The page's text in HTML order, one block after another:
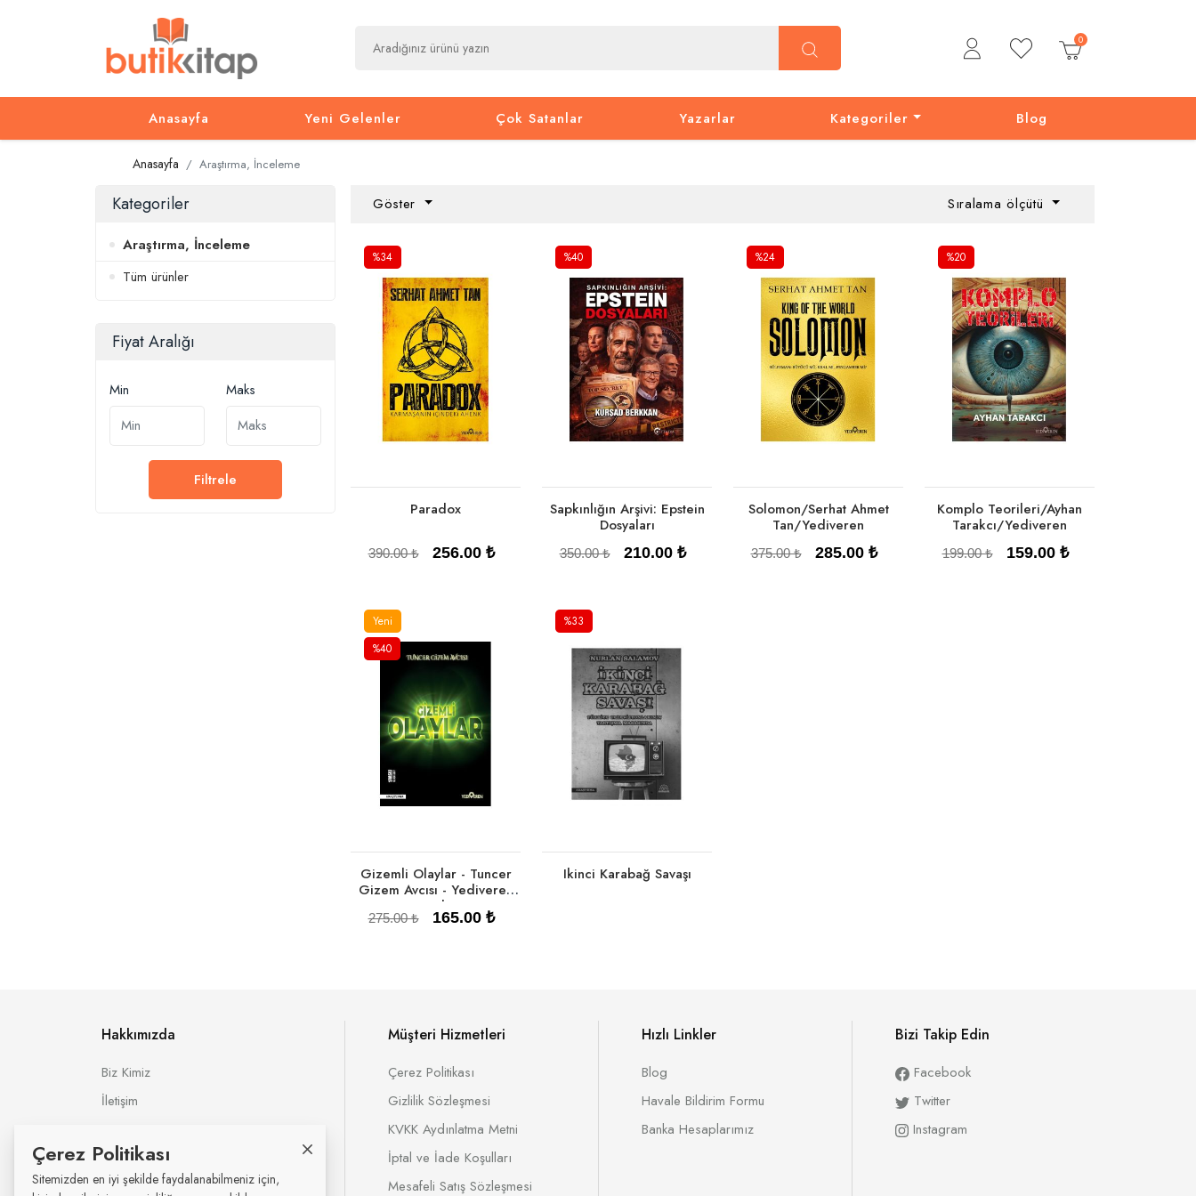
0
Anasayfa Yeni Gelenler Çok Satanlar Yazarlar Kategoriler Blog
Anasayfa Araştırma, İnceleme
Kategoriler
Araştırma, İnceleme
Tüm ürünler
Fiyat Aralığı
Min Maks
Filtrele
Göster Sıralama ölçütü
Sepete Ekle
%34
Paradox
390.00 ₺ 256.00 ₺
Sepete Ekle
%40
Sapkınlığın Arşivi: Epstein
Dosyaları
350.00 ₺ 210.00 ₺
%24
Solomon/Serhat Ahmet
Tan/Yediveren
375.00 ₺ 285.00 ₺
%20
Komplo Teorileri/Ayhan
Tarakcı/Yediveren
199.00 ₺ 159.00 ₺
Sepete Ekle
Yeni
%40
Gizemli Olaylar - Tuncer
Gizem Avcısı - Yediveren
Yayınları
275.00 ₺ 165.00 ₺
Tükendi
%33
Ikinci Karabağ Savaşı
Hakkımızda
Biz Kimiz
İletişim
Müşteri Hizmetleri
Çerez Politikası
Gizlilik Sözleşmesi
KVKK Aydınlatma Metni
İptal ve İade Koşulları
Mesafeli Satış Sözleşmesi
Hızlı Linkler
Blog
Havale Bildirim Formu
Banka Hesaplarımız
Bizi Takip Edin
Facebook
Twitter
Instagram
Çerez Politikası
Sitemizden en iyi şekilde faydalanabilmeniz için,